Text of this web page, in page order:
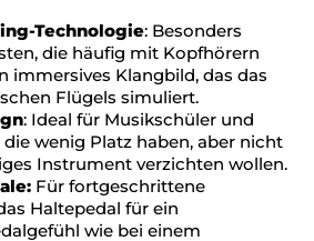
Technologie: Besonders
die häufig mit Kopfhörern
immersives Klangbild, das das
Flügels simuliert.
: Ideal für Musikschüler und
wenig Platz haben, aber nicht
Instrument verzichten wollen.
Für fortgeschrittene
Haltepedal für ein
wie bei einem